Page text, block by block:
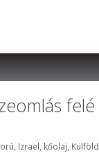
felé
Izrael kőolaj Külföld